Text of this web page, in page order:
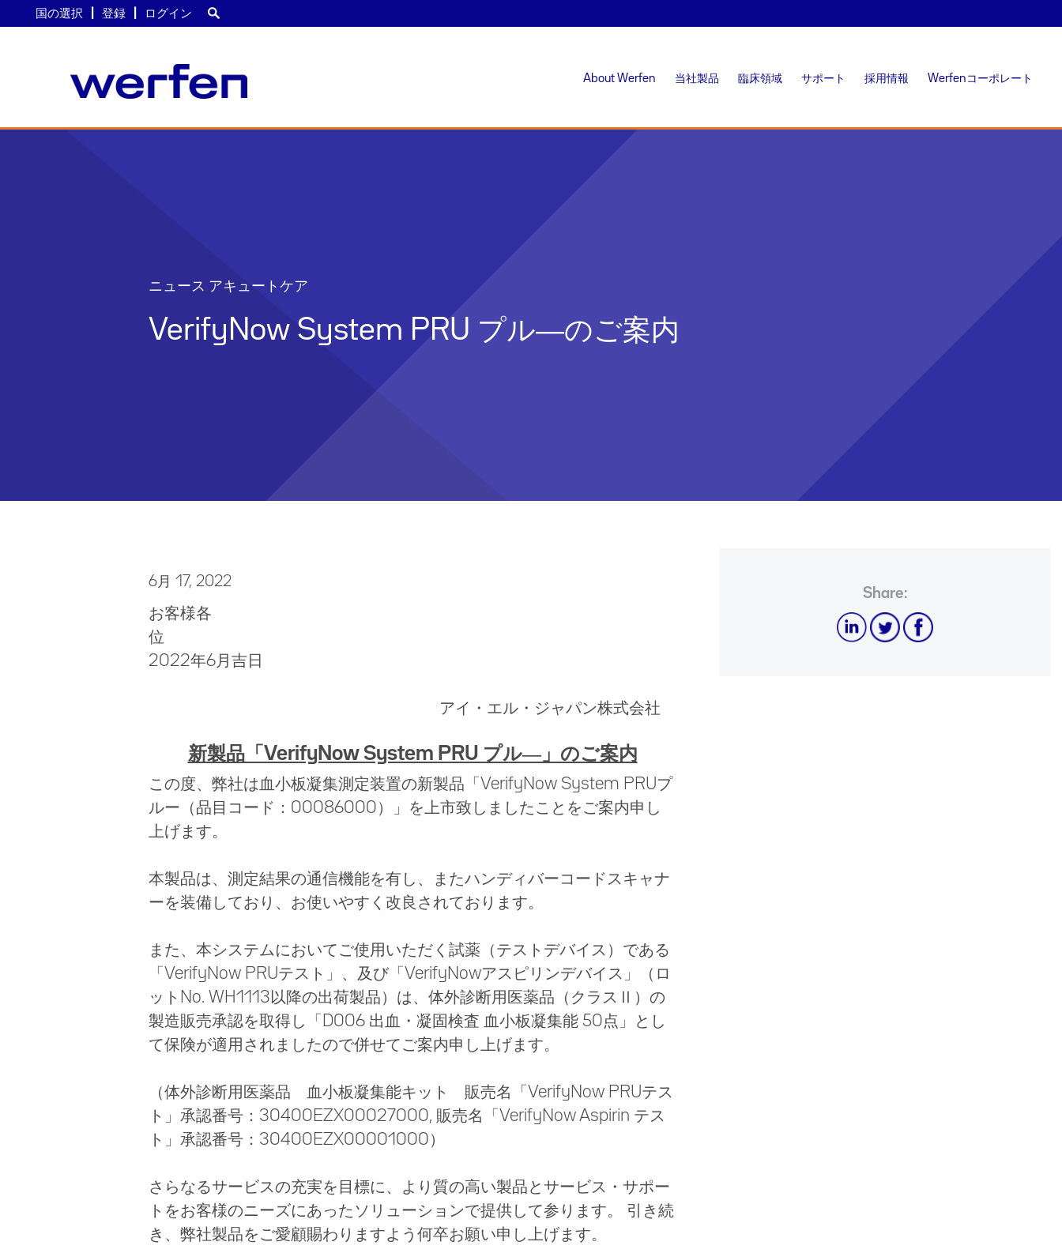
国の選択 登録 ログイン
About Werfen 当社製品 臨床領域 サポート 採用情報 Werfenコーポレート
ニュース アキュートケア
VerifyNow System PRU プル―のご案内
6月 17, 2022
お客様各
位
2022年6月吉日
アイ・エル・ジャパン株式会社
新製品「VerifyNow System PRU プル―」のご案内
この度、弊社は血小板凝集測定装置の新製品「VerifyNow System PRUプ
ルー（品目コード：00086000）」を上市致しましたことをご案内申し
上げます。
本製品は、測定結果の通信機能を有し、またハンディバーコードスキャナ
ーを装備しており、お使いやすく改良されております。
また、本システムにおいてご使用いただく試薬（テストデバイス）である
「VerifyNow PRUテスト」、及び「VerifyNowアスピリンデバイス」（ロ
ットNo. WH1113以降の出荷製品）は、体外診断用医薬品（クラスⅡ）の
製造販売承認を取得し「D006 出血・凝固検査 血小板凝集能 50点」とし
て保険が適用されましたので併せてご案内申し上げます。
（体外診断用医薬品 血小板凝集能キット 販売名「VerifyNow PRUテス
ト」承認番号：30400EZX00027000, 販売名「VerifyNow Aspirin テス
ト」承認番号：30400EZX00001000）
さらなるサービスの充実を目標に、より質の高い製品とサービス・サポー
トをお客様のニーズにあったソリューションで提供して参ります。 引き続
き、弊社製品をご愛顧賜わりますよう何卒お願い申し上げます。
Share: